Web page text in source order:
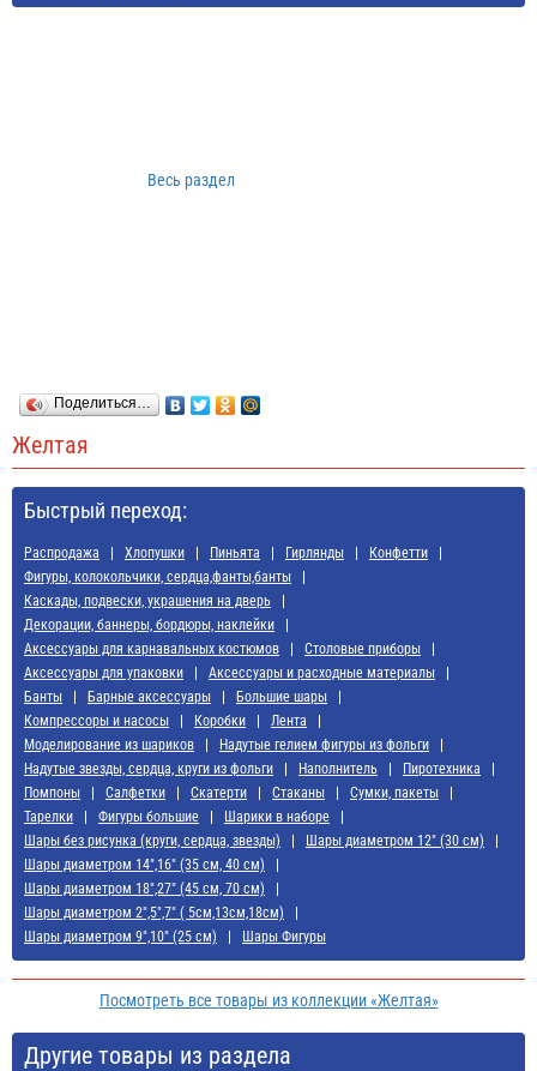
Весь раздел
Поделиться…
Желтая
Быстрый переход:
Распродажа Хлопушки Пиньята Гирлянды
Конфетти
Фигуры, колокольчики, сердца,фанты,банты
Каскады, подвески, украшения на дверь
Декорации, баннеры, бордюры, наклейки
Аксессуары для карнавальных костюмов
Cтоловые приборы
Аксессуары для упаковки
Аксессуары и расходные материалы
Банты
Барные аксессуары
Большие шары
Компрессоры и насосы
Коробки
Лента
Моделирование из шариков
Надутые гелием фигуры из фольги
Надутые звезды, сердца, круги из фольги
Наполнитель
Пиротехника
Помпоны
Салфетки Скатерти Стаканы
Сумки, пакеты
Тарелки
Фигуры большие
Шарики в наборе
Шары без рисунка (круги, сердца, звезды)
Шары диаметром 12" (30 см)
Шары диаметром 14",16" (35 см, 40 см)
Шары диаметром 18",27" (45 см, 70 см)
Шары диаметром 2",5",7" ( 5см,13см,18см)
Шары диаметром 9",10" (25 см)
Шары Фигуры
Посмотреть все товары из коллекции «Желтая»
Другие товары из раздела